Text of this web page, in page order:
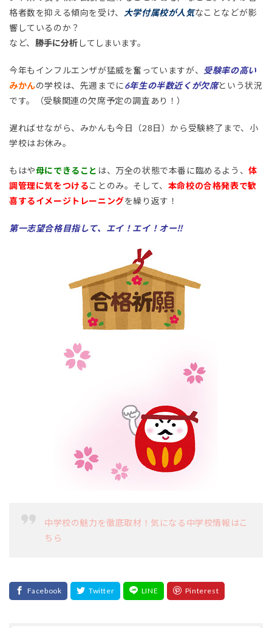
格者数を抑える傾向を受け、
大学付属校が人気なことなどが影
響しているのか？
など、 勝手に分析 してしまいます。
今年もインフルエンザが猛威を奮っていますが、
受験率の高い
みかんの学校は、先週までに6年生の半数近くが欠席という状況
です。（受験関連の欠席予定の調査あり！）
遅ればせながら、みかんも今日（28日）から受験終了まで、小
学校はお休み。
もはや母にできること は、万全の状態で本番に臨めるよう、体
調管理に気をつけることのみ。そして、 本命校の合格発表で歓
喜するイメージトレーニングを繰り返す！
第一志望合格目指して、エイ！エイ！オー‼
中学校の魅力を徹底取材！気になる中学校情報はこ
ちら